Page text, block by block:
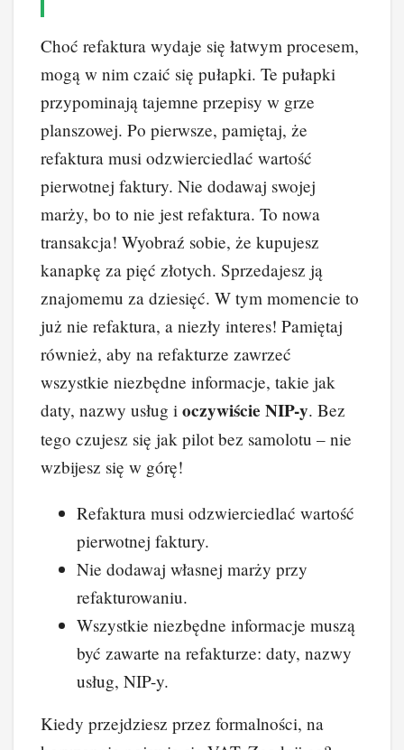
Choć refaktura wydaje się łatwym procesem,
mogą w nim czaić się pułapki. Te pułapki
przypominają tajemne przepisy w grze
planszowej. Po pierwsze, pamiętaj, że
refaktura musi odzwierciedlać wartość
pierwotnej faktury. Nie dodawaj swojej
marży, bo to nie jest refaktura. To nowa
transakcja! Wyobraź sobie, że kupujesz
kanapkę za pięć złotych. Sprzedajesz ją
znajomemu za dziesięć. W tym momencie to
już nie refaktura, a niezły interes! Pamiętaj
również, aby na refakturze zawrzeć
wszystkie niezbędne informacje, takie jak
daty, nazwy usług i oczywiście NIP-y. Bez
tego czujesz się jak pilot bez samolotu – nie
wzbijesz się w górę!
Refaktura musi odzwierciedlać wartość
pierwotnej faktury.
Nie dodawaj własnej marży przy
refakturowaniu.
Wszystkie niezbędne informacje muszą
być zawarte na refakturze: daty, nazwy
usług, NIP-y.
Kiedy przejdziesz przez formalności, na